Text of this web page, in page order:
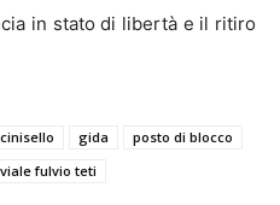
in stato di libertà e il ritiro
cinisello gida
posto di blocco
viale fulvio teti